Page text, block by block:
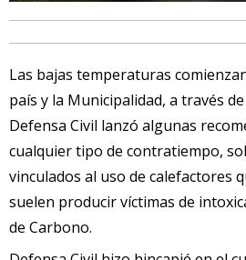
Las bajas temperaturas
país y la Municipalidad, a través
Defensa Civil lanzó algunas
cualquier tipo de contratiempo,
vinculados al uso de calefactores
suelen producir víctimas de
de Carbono.